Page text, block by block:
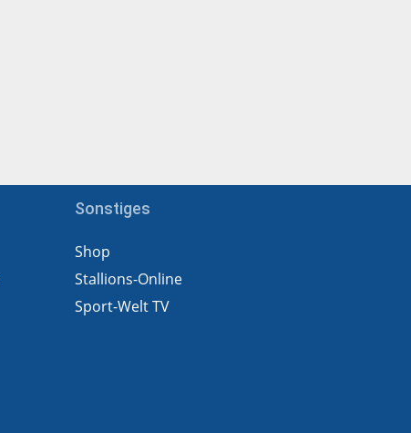
Sonstiges
Shop
Stallions-Online
Sport-Welt TV